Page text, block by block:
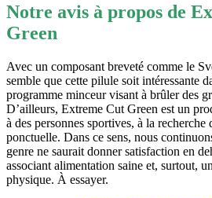
Notre avis à propos de
Green
Avec un composant breveté comme le
semble que cette pilule soit intéressante
programme minceur visant à brûler des
D’ailleurs, Extreme Cut Green est un
à des personnes sportives, à la recherche
ponctuelle. Dans ce sens, nous
genre ne saurait donner satisfaction en
associant alimentation saine et, surtout,
physique. À essayer.